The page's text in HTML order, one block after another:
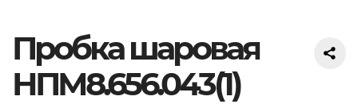
Пробка шаровая
НПМ8.656.043(1)